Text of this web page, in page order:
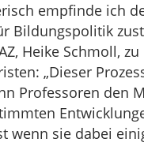
empfinde ich
Bildungspolitik
Heike Schmoll,
„Dieser
Professoren den
wenn sie dabei